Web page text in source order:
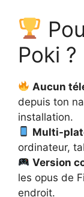
Poki ?
Aucun
depuis ton
installation.
Multi-
ordinateur,
Version
les opus de
endroit.